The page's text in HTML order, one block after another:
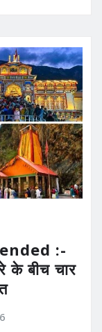
:-
के बीच चार